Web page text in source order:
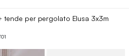
tende per pergolato Elusa 3x3m